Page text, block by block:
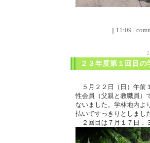
|| 11:09 |
２３年度第１回目
５月２２日（日）午前
性会員（父親と教職員）
ないました。学林地内よ
払いですっきりとしまし
２回目は７月１７日，